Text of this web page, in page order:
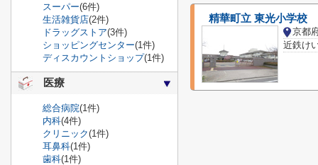
精華町立 東光小学校
京都
スーパー(6件)
生活雑貨店(2件)
ドラッグストア(3件)
ショッピングセンター(1件)
ディスカウントショップ(1件)
医療
総合病院(1件)
内科(4件)
クリニック(1件)
耳鼻科(1件)
歯科(1件)